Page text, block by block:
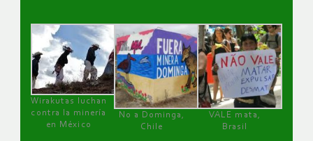
Wirakutas luchan
contra la minería
en México
No a Dominga,
Chile
VALE mata,
Brasil